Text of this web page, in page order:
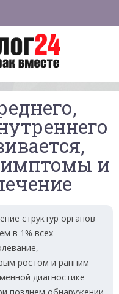
и
структур органов
в 1% всех
ростом и ранним
диагностике